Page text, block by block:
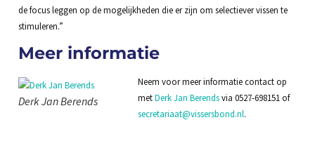
de focus leggen op de mogelijkheden die er zijn om selectiever vissen te
stimuleren.”
Meer informatie
Derk Jan Berends
Neem voor meer informatie contact op
metDerk Jan Berendsvia 0527-698151 of
secretariaat@vissersbond.nl.